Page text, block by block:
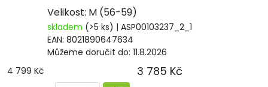
Velikost: M (56-59)
skladem (>5 ks) | ASP00103237_2_1
EAN: 8021890647634
Můžeme doručit do: 11.8.2026
4 799 Kč
3 785 Kč